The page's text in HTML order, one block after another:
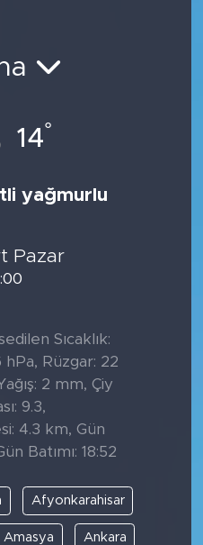
14°
yağmurlu
Pazar
Sıcaklık:
hPa, Rüzgar: 22
2 mm, Çiy
9.3,
4.3 km, Gün
Batımı: 18:52
Afyonkarahisar
Amasya Ankara